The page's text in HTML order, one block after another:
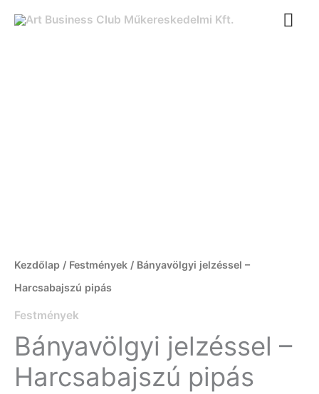
Kezdőlap / Festmények / Bányavölgyi jelzéssel –
Harcsabajszú pipás
Festmények
Bányavölgyi jelzéssel –
Harcsabajszú pipás